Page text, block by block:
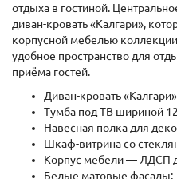
отдыха в гостиной.
диван-кровать «Калгари»,
корпусной мебелью
удобное пространство для
приёма гостей.
Диван-кровать
Тумба под ТВ шириной
Навесная полка для
Шкаф-витрина со
Корпус мебели — ЛДСП
Белые матовые фасады;